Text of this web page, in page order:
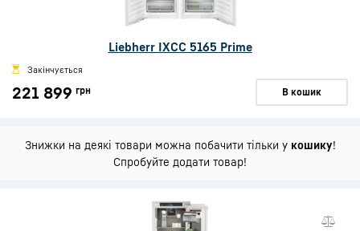
Liebherr IXCC 5165 Prime
Закінчується
221 899 грн В кошик
Знижки на деякі товари можна побачити тільки у кошику!
Спробуйте додати товар!